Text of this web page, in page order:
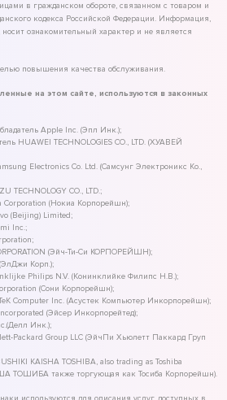
в гражданском обороте, связанном с товаром и
кодекса Российской Федерации. Информация,
ознакомительный характер и не является
повышения качества обслуживания.
на этом сайте, используются в законных
Apple Inc. (Эпл Инк.);
HUAWEI TECHNOLOGIES CO., LTD. (ХУАВЕЙ
Electronics Co. Ltd. (Самсунг Электроникс Ко.,
TECHNOLOGY CO., LTD.;
Corporation (Нокиа Корпорейшн);
(Beijing) Limited;
Inc.;
(Эйч-Ти-Си КОРПОРЕЙШН);
(ЭлДжи Корп.);
Philips N.V. (Конинклийке Филипс Н.В.);
(Сони Корпорейшн);
Computer Inc. (Асустек Компьютер Инкорпорейшн);
(Эйсер Инкорпорейтед);
Инк.);
Packard Group LLC (ЭйчПи Хьюлетт Паккард Груп
KAISHA TOSHIBA, also trading as Toshiba
ТОШИБА также торгующая как Тосиба Корпорейшн).